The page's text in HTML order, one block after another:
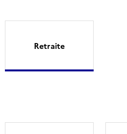
Retraite